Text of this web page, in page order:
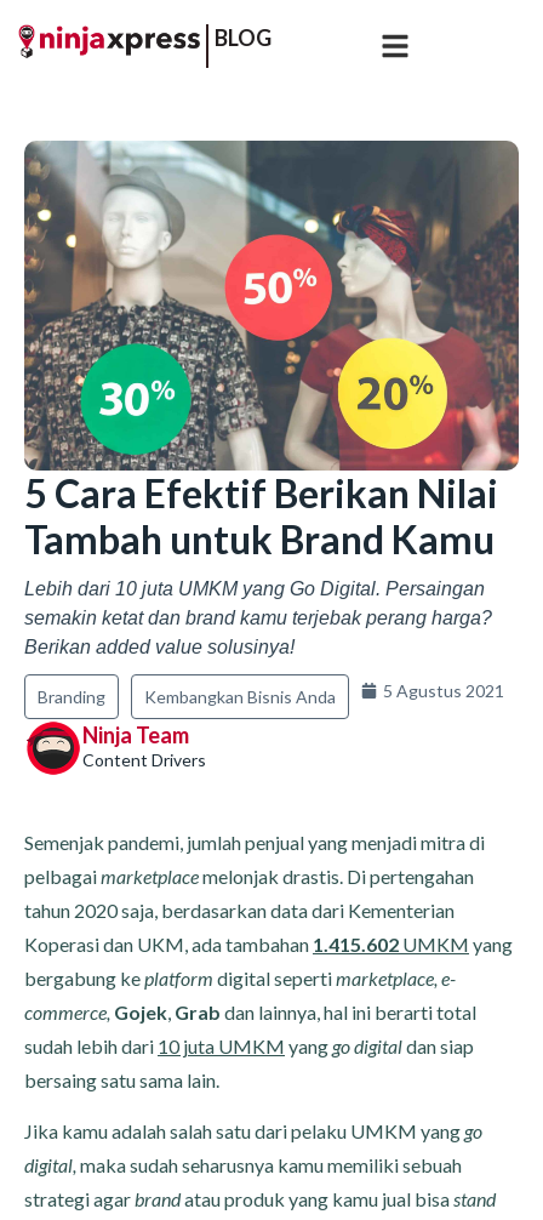
BLOG
5 Cara Efektif Berikan Nilai
Tambah untuk Brand Kamu
Lebih dari 10 juta UMKM yang Go Digital. Persaingan
semakin ketat dan brand kamu terjebak perang harga?
Berikan added value solusinya!
Branding Kembangkan Bisnis Anda 5 Agustus 2021
Ninja Team
Content Drivers
Semenjak pandemi, jumlah penjual yang menjadi mitra di
pelbagaimarketplacemelonjak drastis. Di pertengahan
tahun 2020 saja, berdasarkan data dari Kementerian
Koperasi dan UKM, ada tambahan 1.415.602 UMKM yang
bergabung keplatform digital sepertimarketplace, e-
commerce, Gojek, Grab dan lainnya, hal ini berarti total
sudah lebih dari 10 juta UMKM yang go digitaldan siap
bersaing satu sama lain.
Jika kamu adalah salah satu dari pelaku UMKM yang go
digital, maka sudah seharusnya kamu memiliki sebuah
strategi agarbrandatau produk yang kamu jual bisastand